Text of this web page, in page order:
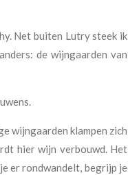
Net buiten Lutry steek ik
de wijngaarden van
wijngaarden klampen zich
hier wijn verbouwd. Het
er rondwandelt, begrijp je